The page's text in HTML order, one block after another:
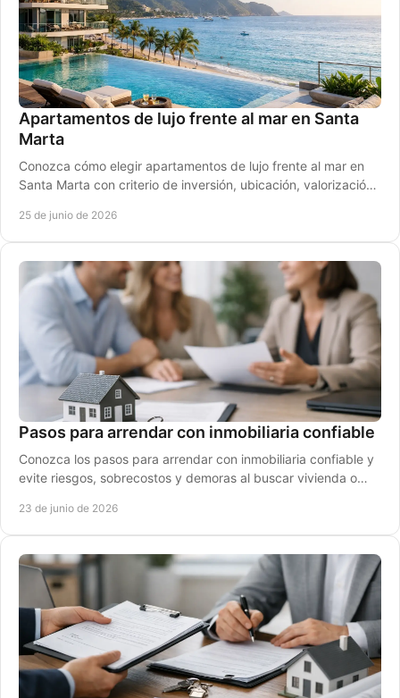
Apartamentos de lujo frente al mar en Santa
Marta
Conozca cómo elegir apartamentos de lujo frente al mar en
Santa Marta con criterio de inversión, ubicación, valorización
25 de junio de 2026
Pasos para arrendar con inmobiliaria confiable
Conozca los pasos para arrendar con inmobiliaria confiable y
evite riesgos, sobrecostos y demoras al buscar vivienda o
23 de junio de 2026